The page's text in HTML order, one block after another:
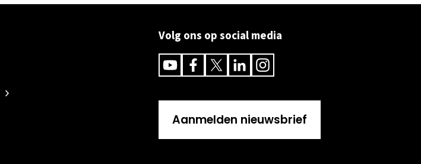
Volg ons op social media
YoutubeFacebookTwitterLinkedinInstagram
Aanmelden nieuwsbrief